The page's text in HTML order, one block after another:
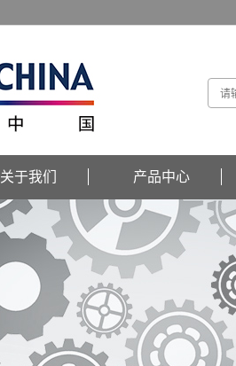
关于我们 产品中心